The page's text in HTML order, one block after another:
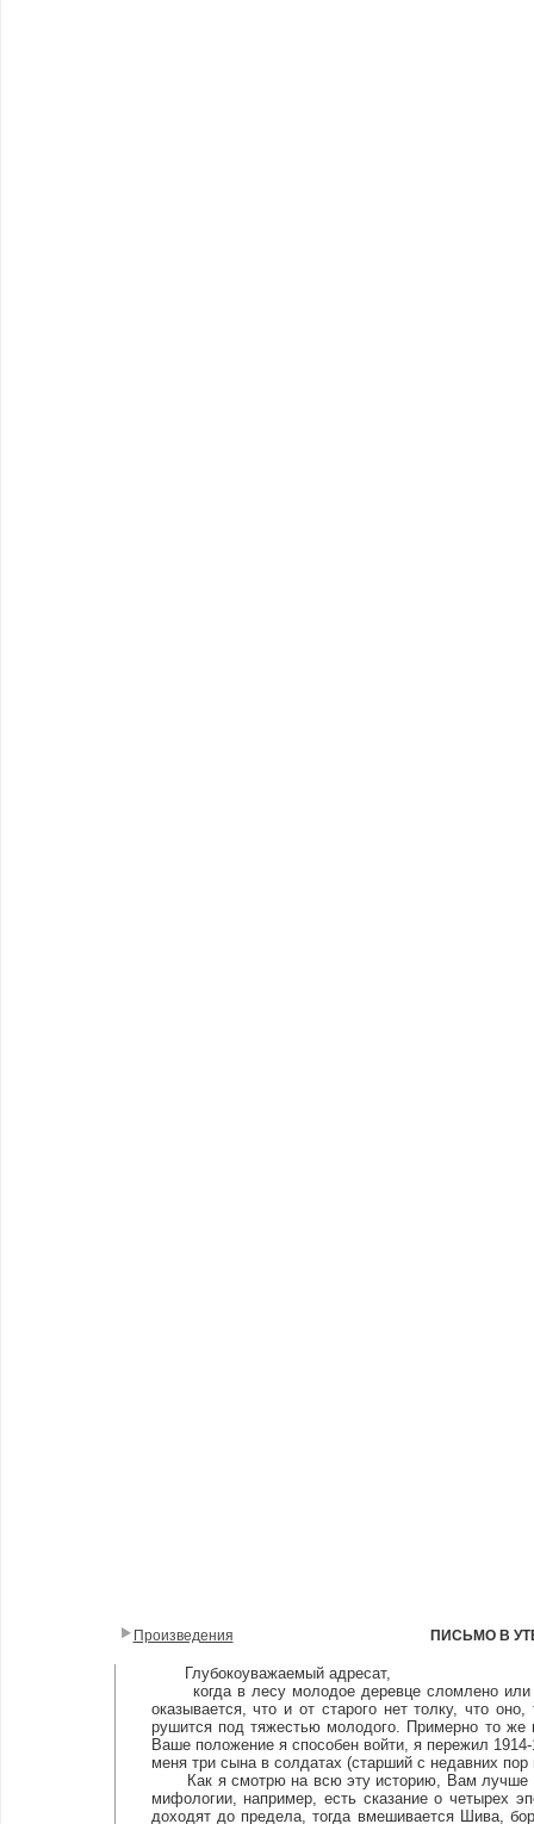
Произведения ПИСЬМО В
Глубокоуважаемый адресат,
когда в лесу молодое деревце сломлено или
оказывается, что и от старого нет толку, что
рушится под тяжестью молодого. Примерно то
Ваше положение я способен войти, я пережил
меня три сына в солдатах (старший с недавних
Как я смотрю на всю эту историю, Вам лучше
мифологии, например, есть сказание о четырех
доходят до предела, тогда вмешивается Шива,